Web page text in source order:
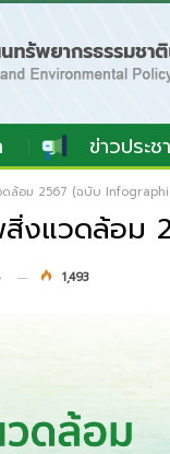
ข่าวประ
ล้อม 2567 (ฉบับ
งแวดล้อม
1,493